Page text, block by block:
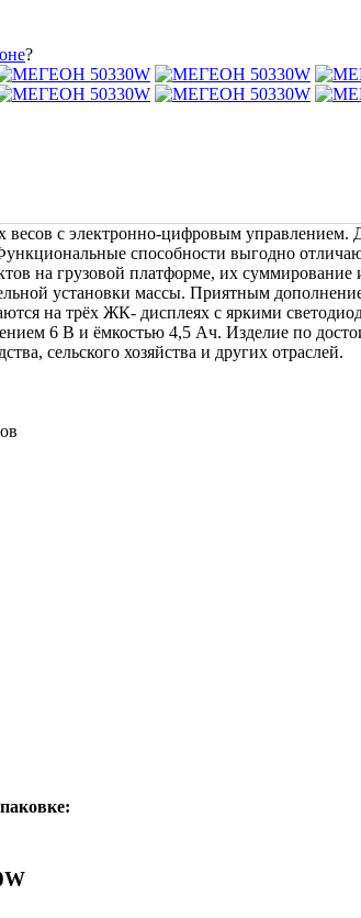
?
с электронно-цифровым управлением.
способности выгодно
на грузовой платформе, их
установки массы. Приятным
на трёх ЖК- дисплеях с яркими
6 В и ёмкостью 4,5 Ач. Изделие по
сельского хозяйства и других отраслей.